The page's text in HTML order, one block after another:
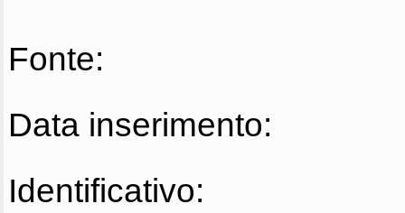
Fonte:
Data inserimento:
Identificativo: